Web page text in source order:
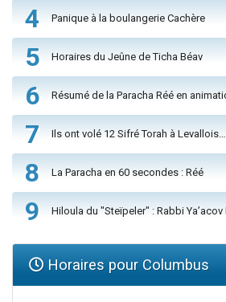
4 Panique à la boulangerie Cachère
5 Horaires du Jeûne de Ticha Béav
6 Résumé de la Paracha Réé en
7 Ils ont volé 12 Sifré Torah à
8 La Paracha en 60 secondes : Réé
9 Hiloula du "Steïpeler" : Rabbi
Horaires pour Columbus